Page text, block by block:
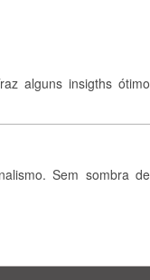
alguns insigths
Sem sombra